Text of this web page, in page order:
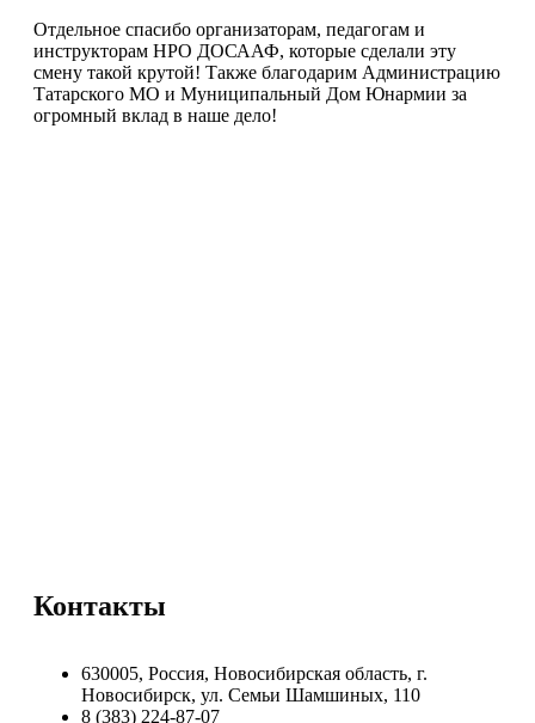
Отдельное спасибо организаторам, педагогам и
инструкторам НРО ДОСААФ, которые сделали эту
смену такой крутой! Также благодарим Администрацию
Татарского МО и Муниципальный Дом Юнармии за
огромный вклад в наше дело!
Контакты
630005, Россия, Новосибирская область, г.
Новосибирск, ул. Семьи Шамшиных, 110
8 (383) 224-87-07